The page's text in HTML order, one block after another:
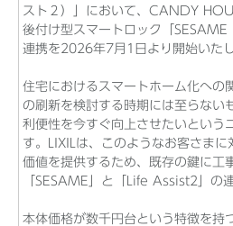
スト２）」において、CANDY
後付け型スマートロック「SESAME
連携を2026年7月1日より開始いたし
住宅におけるスマートホーム化への
の刷新を検討する時期には至らない
利便性を今すぐ向上させたいという
す。LIXILは、このようなお客さま
価値を提供するため、既存の鍵に工
「SESAME」と「Life Assist2」の
本体価格が数千円台という特徴を持